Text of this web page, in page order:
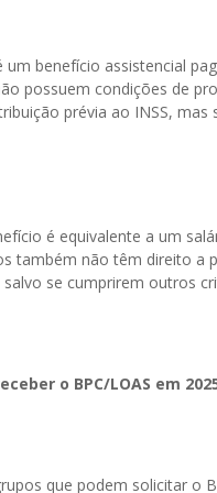
um benefício assistencial
possuem condições de
prévia ao INSS,
é equivalente a um
também não têm direito a
salvo se cumprirem outros
o BPC/LOAS em
que podem solicitar o